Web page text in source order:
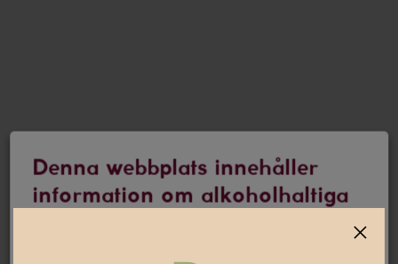
Denna webbplats innehåller
information om alkoholhaltiga